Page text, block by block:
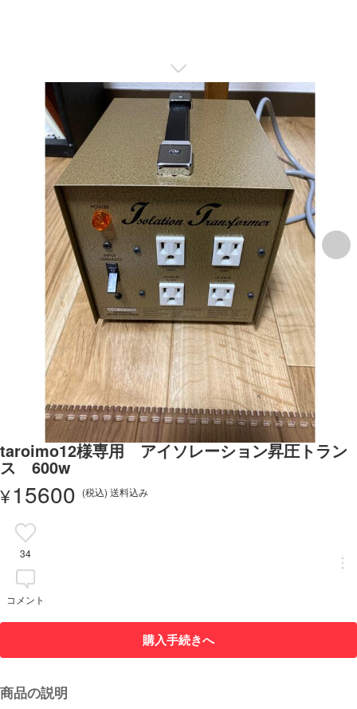
taroimo12様専用 アイソレーション昇圧トラン
ス 600w
¥15600 (税込) 送料込み
34
コメント
購入手続きへ
商品の説明